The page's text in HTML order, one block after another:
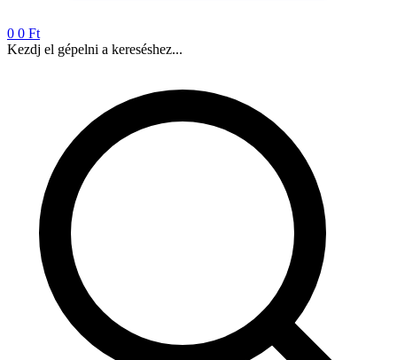
0 0 Ft
Kezdj el gépelni a kereséshez...